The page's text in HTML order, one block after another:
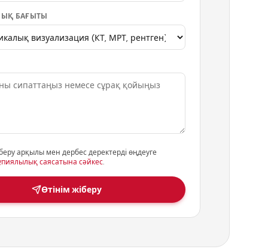
БАҒЫТЫ
арқылы мен дербес деректерді өңдеуге
саясатына сәйкес.
Өтінім жіберу